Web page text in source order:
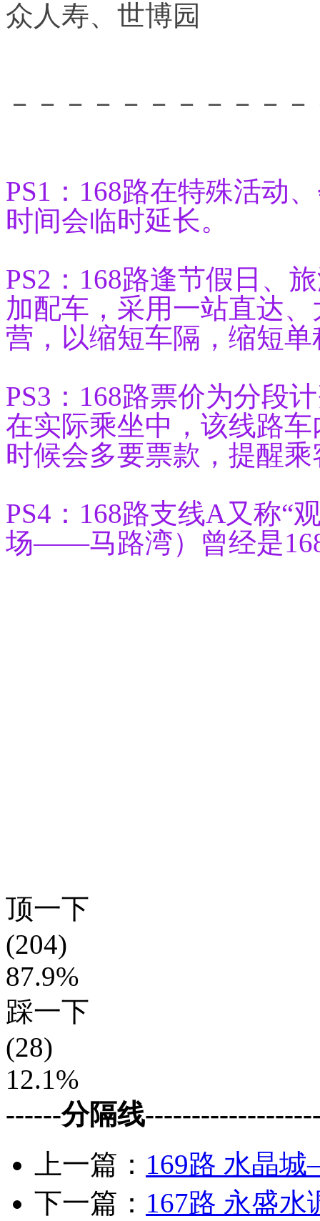
众人寿、世博园
－－－－－－－－－－－
PS1：168路在特殊活动
时间会临时延长。
PS2：168路逢节假日、
加配车，采用一站直达
营，以缩短车隔，缩短
PS3：168路票价为分段
在实际乘坐中，该线路
时候会多要票款，提醒
PS4：168路支线A又称“
场——马路湾）曾经是
顶一下
(204)
87.9%
踩一下
(28)
12.1%
------分隔线
上一篇： 169路 水晶
下一篇： 167路 永盛